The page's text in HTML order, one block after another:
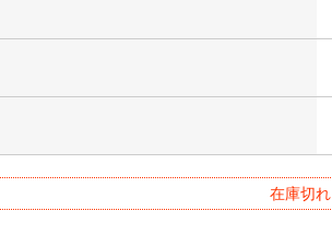
在庫切れ